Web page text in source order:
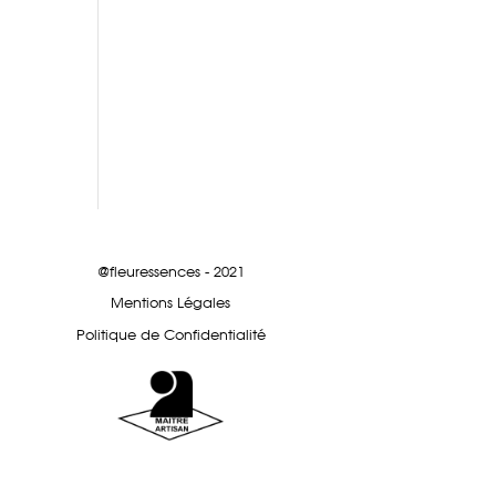
@fleuressences - 2021
Mentions Légales
Politique de Confidentialité